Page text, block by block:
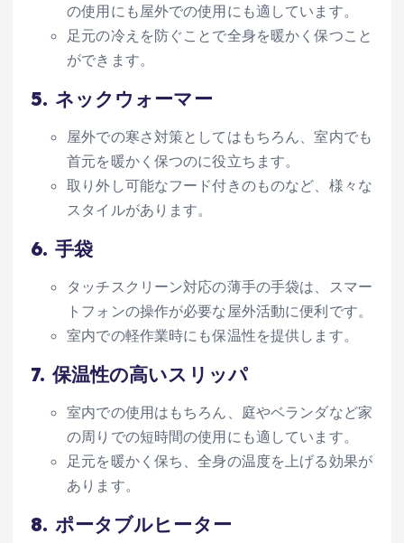
の使用にも屋外での使用にも適しています。
足元の冷えを防ぐことで全身を暖かく保つこと
ができます。
5. ネックウォーマー
屋外での寒さ対策としてはもちろん、室内でも
首元を暖かく保つのに役立ちます。
取り外し可能なフード付きのものなど、様々な
スタイルがあります。
6. 手袋
タッチスクリーン対応の薄手の手袋は、スマー
トフォンの操作が必要な屋外活動に便利です。
室内での軽作業時にも保温性を提供します。
7.保温性の高いスリッパ
室内での使用はもちろん、庭やベランダなど家
の周りでの短時間の使用にも適しています。
足元を暖かく保ち、全身の温度を上げる効果が
あります。
8. ポータブルヒーター